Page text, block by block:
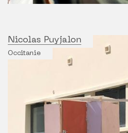
Nicolas Puyjalon
Occitanie